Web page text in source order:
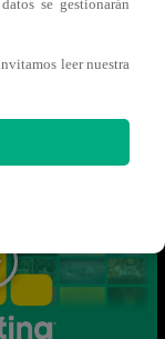
se gestionarán
leer nuestra